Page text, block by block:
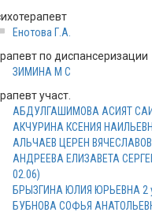
Енотова Г.А.
по диспансеризации
ЗИМИНА М С
участ.
АБДУЛГАШИМОВА АСИЯТ
АКЧУРИНА КСЕНИЯ
АЛЬЧАЕВ ЦЕРЕН
АНДРЕЕВА ЕЛИЗАВЕТА
02.06)
БРЫЗГИНА ЮЛИЯ ЮРЬЕВНА 2
БУБНОВА СОФЬЯ